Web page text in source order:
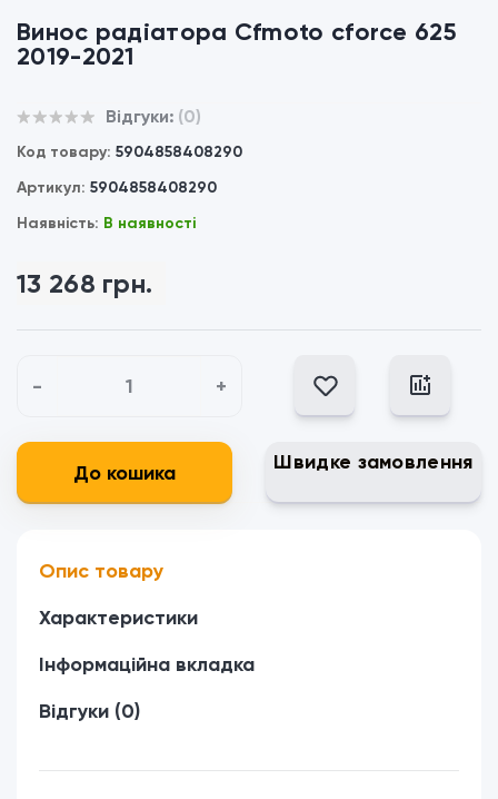
Винос радіатора Cfmoto cforce 625
2019-2021
Відгуки: (0)
Код товару: 5904858408290
Артикул: 5904858408290
Наявність: В наявності
13 268 грн.
- +
До кошика Швидке замовлення
Опис товару
Характеристики
Інформаційна вкладка
Відгуки (0)